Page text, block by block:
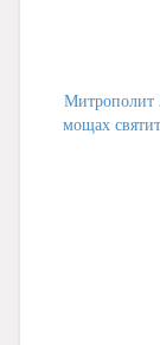
Митрополит
мощах